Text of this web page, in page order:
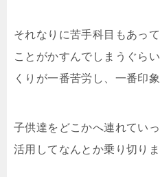
それなりに苦手科目もあっ
ことがかすんでしまうぐら
くりが一番苦労し、一番印
子供達をどこかへ連れてい
活用してなんとか乗り切りま